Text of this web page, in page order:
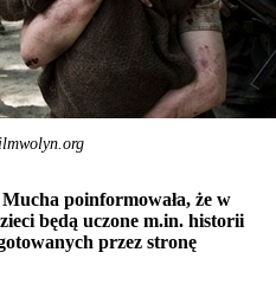
poinformowała, że w
będą uczone m.in. historii
przez stronę